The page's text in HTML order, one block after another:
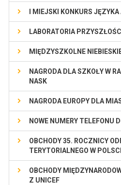
I MIEJSKI KONKURS
LABORATORIA PRZYSZŁOŚCI
MIĘDZYSZKOLNE
NAGRODA DLA SZKOŁY W
NASK
NAGRODA EUROPY DLA
NOWE NUMERY TELEFONU
OBCHODY 35. ROCZNICY
TERYTORIALNEGO W
OBCHODY
Z UNICEF